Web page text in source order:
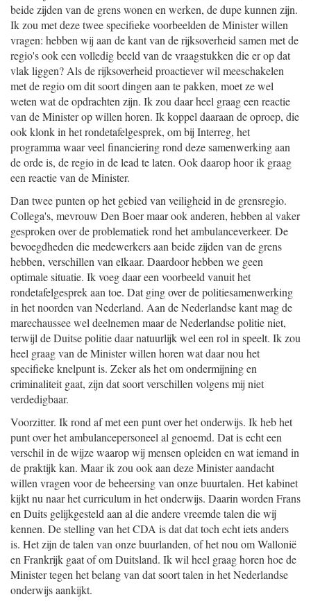
beide zijden van de grens wonen en werken, de dupe kunnen zijn.
Ik zou met deze twee specifieke voorbeelden de Minister willen
vragen: hebben wij aan de kant van de rijksoverheid samen met de
regio's ook een volledig beeld van de vraagstukken die er op dat
vlak liggen? Als de rijksoverheid proactiever wil meeschakelen
met de regio om dit soort dingen aan te pakken, moet ze wel
weten wat de opdrachten zijn. Ik zou daar heel graag een reactie
van de Minister op willen horen. Ik koppel daaraan de oproep, die
ook klonk in het rondetafelgesprek, om bij Interreg, het
programma waar veel financiering rond deze samenwerking aan
de orde is, de regio in de lead te laten. Ook daarop hoor ik graag
een reactie van de Minister.
Dan twee punten op het gebied van veiligheid in de grensregio.
Collega's, mevrouw Den Boer maar ook anderen, hebben al vaker
gesproken over de problematiek rond het ambulanceverkeer. De
bevoegdheden die medewerkers aan beide zijden van de grens
hebben, verschillen van elkaar. Daardoor hebben we geen
optimale situatie. Ik voeg daar een voorbeeld vanuit het
rondetafelgesprek aan toe. Dat ging over de politiesamenwerking
in het noorden van Nederland. Aan de Nederlandse kant mag de
marechaussee wel deelnemen maar de Nederlandse politie niet,
terwijl de Duitse politie daar natuurlijk wel een rol in speelt. Ik zou
heel graag van de Minister willen horen wat daar nou het
specifieke knelpunt is. Zeker als het om ondermijning en
criminaliteit gaat, zijn dat soort verschillen volgens mij niet
verdedigbaar.
Voorzitter. Ik rond af met een punt over het onderwijs. Ik heb het
punt over het ambulancepersoneel al genoemd. Dat is echt een
verschil in de wijze waarop wij mensen opleiden en wat iemand in
de praktijk kan. Maar ik zou ook aan deze Minister aandacht
willen vragen voor de beheersing van onze buurtalen. Het kabinet
kijkt nu naar het curriculum in het onderwijs. Daarin worden Frans
en Duits gelijkgesteld aan al die andere vreemde talen die wij
kennen. De stelling van het CDA is dat dat toch echt iets anders
is. Het zijn de talen van onze buurlanden, of het nou om Wallonië
en Frankrijk gaat of om Duitsland. Ik wil heel graag horen hoe de
Minister tegen het belang van dat soort talen in het Nederlandse
onderwijs aankijkt.